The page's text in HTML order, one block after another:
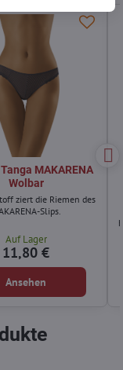
MAKARENA
Wolbar
ziert die Riemen des
Slips.
Auf Lager
11,80 €
Ansehen